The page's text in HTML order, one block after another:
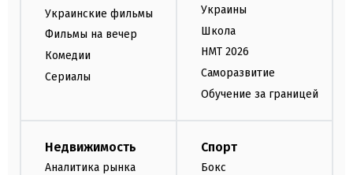
Украинские фильмы
Фильмы на вечер
Комедии
Сериалы
Украины
Школа
НМТ 2026
Саморазвитие
Обучение за границей
Недвижимость
Аналитика рынка
Спорт
Бокс